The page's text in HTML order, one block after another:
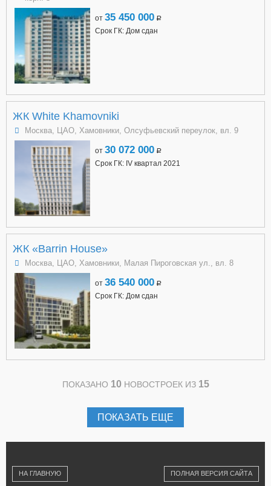
от 35 450 000 a
Срок ГК: Дом сдан
ЖК White Khamovniki
Москва, ЦАО, Хамовники, Олсуфьевский переулок, вл. 9
от 30 072 000 a
Срок ГК: IV квартал 2021
ЖК «Barrin House»
Москва, ЦАО, Хамовники, Малая Пироговская ул., вл. 8
от 36 540 000 a
Срок ГК: Дом сдан
ПОКАЗАНО 10 НОВОСТРОЕК ИЗ 15
ПОКАЗАТЬ ЕЩЕ
НА ГЛАВНУЮ ПОЛНАЯ ВЕРСИЯ САЙТА